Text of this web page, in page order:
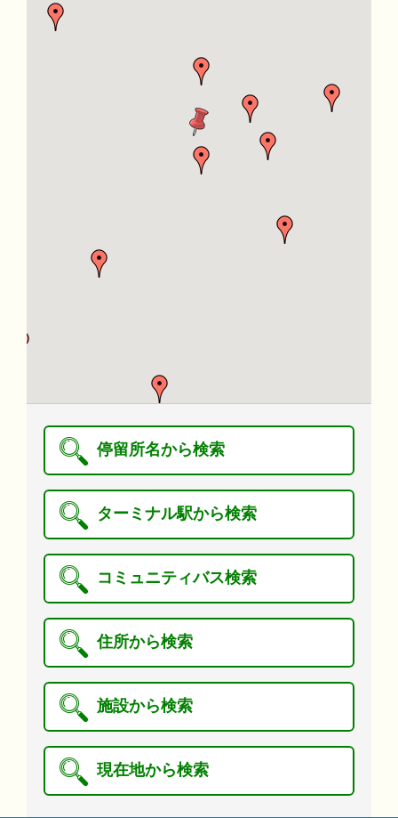
停留所名から検索
ターミナル駅から検索
コミュニティバス検索
住所から検索
施設から検索
現在地から検索